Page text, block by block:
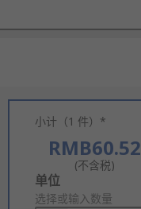
小计（1 件）*
RMB60.52
(不含税)
Add
to
单位
选择或输入数量